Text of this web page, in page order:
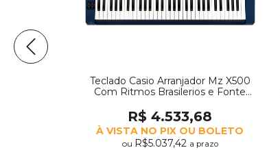
Teclado Casio Arranjador Mz X500
Com Ritmos Brasilerios e Fonte
R$ 4.533,68
À VISTA NO PIX OU BOLETO
ou R$5.037,42 a prazo